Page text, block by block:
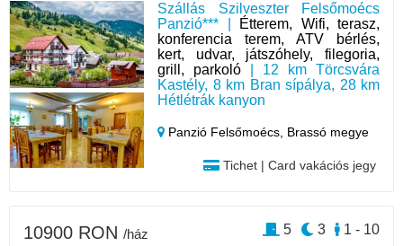
Szállás Szilveszter Felsőmoécs
Panzió*** |
Étterem, Wifi, terasz,
konferencia terem, ATV bérlés,
kert, udvar, játszóhely, filegoria,
grill, parkoló | 12 km Törcsvára
Kastély, 8 km Bran sípálya, 28 km
Hétlétrák kanyon
Panzió Felsőmoécs, Brassó megye
Tichet | Card vakációs jegy
10900 RON /ház 1 - 10
3
5